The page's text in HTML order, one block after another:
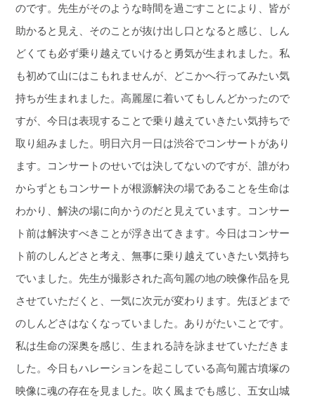
のです。先生がそのような時間を過ごすことにより、皆が
助かると見え、そのことが抜け出し口となると感じ、しん
どくても必ず乗り越えていけると勇気が生まれました。私
も初めて山にはこもれませんが、どこかへ行ってみたい気
持ちが生まれました。高麗屋に着いてもしんどかったので
すが、今日は表現することで乗り越えていきたい気持ちで
取り組みました。明日六月一日は渋谷でコンサートがあり
ます。コンサートのせいでは決してないのですが、誰がわ
からずともコンサートが根源解決の場であることを生命は
わかり、解決の場に向かうのだと見えています。コンサー
ト前は解決すべきことが浮き出てきます。今日はコンサー
ト前のしんどさと考え、無事に乗り越えていきたい気持ち
でいました。先生が撮影された高句麗の地の映像作品を見
させていただくと、一気に次元が変わります。先ほどまで
のしんどさはなくなっていました。ありがたいことです。
私は生命の深奥を感じ、生まれる詩を詠ませていただきま
した。今日もハレーションを起こしている高句麗古墳塚の
映像に魂の存在を見ました。吹く風までも感じ、五女山城